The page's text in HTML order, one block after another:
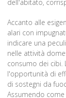
dell'abitato,
Accanto alle
alari con
indicare una
nelle attività
consumo dei cibi.
l'opportunità di
di sostegni da
Assumendo